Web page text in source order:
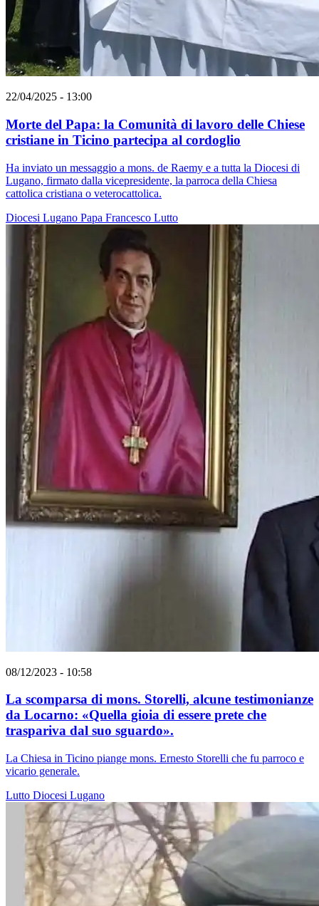
22/04/2025 - 13:00
Morte del Papa: la Comunità di lavoro delle Chiese
cristiane in Ticino partecipa al cordoglio
Ha inviato un messaggio a mons. de Raemy e a tutta la Diocesi di
Lugano, firmato dalla vicepresidente, la parroca della Chiesa
cattolica cristiana o veterocattolica.
Diocesi Lugano Papa Francesco Lutto
08/12/2023 - 10:58
La scomparsa di mons. Storelli, alcune testimonianze
da Locarno: «Quella gioia di essere prete che
traspariva dal suo sguardo».
La Chiesa in Ticino piange mons. Ernesto Storelli che fu parroco e
vicario generale.
Lutto Diocesi Lugano